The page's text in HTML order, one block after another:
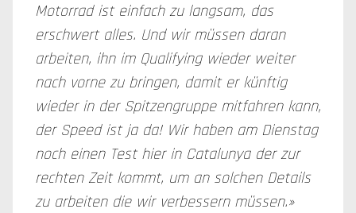
Motorrad ist einfach zu langsam, das
erschwert alles. Und wir müssen daran
arbeiten, ihn im Qualifying wieder weiter
nach vorne zu bringen, damit er künftig
wieder in der Spitzengruppe mitfahren kann,
der Speed ist ja da! Wir haben am Dienstag
noch einen Test hier in Catalunya der zur
rechten Zeit kommt, um an solchen Details
zu arbeiten die wir verbessern müssen.»